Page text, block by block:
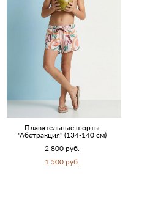
Плавательные шорты
"Абстракция" (134-140 см)
2 800 pуб.
1 500 pуб.